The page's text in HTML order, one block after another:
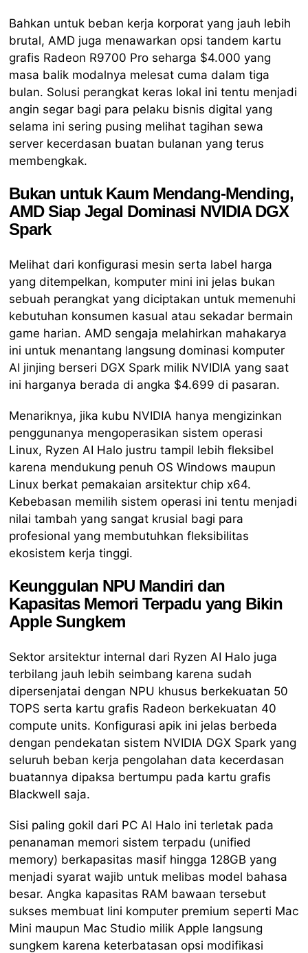
Bahkan untuk beban kerja korporat yang jauh lebih
brutal, AMD juga menawarkan opsi tandem kartu
grafis Radeon R9700 Pro seharga $4.000 yang
masa balik modalnya melesat cuma dalam tiga
bulan. Solusi perangkat keras lokal ini tentu menjadi
angin segar bagi para pelaku bisnis digital yang
selama ini sering pusing melihat tagihan sewa
server kecerdasan buatan bulanan yang terus
membengkak.
Bukan untuk Kaum Mendang-Mending,
AMD Siap Jegal Dominasi NVIDIA DGX
Spark
Melihat dari konfigurasi mesin serta label harga
yang ditempelkan, komputer mini ini jelas bukan
sebuah perangkat yang diciptakan untuk memenuhi
kebutuhan konsumen kasual atau sekadar bermain
game harian. AMD sengaja melahirkan mahakarya
ini untuk menantang langsung dominasi komputer
AI jinjing berseri DGX Spark milik NVIDIA yang saat
ini harganya berada di angka $4.699 di pasaran.
Menariknya, jika kubu NVIDIA hanya mengizinkan
penggunanya mengoperasikan sistem operasi
Linux, Ryzen AI Halo justru tampil lebih fleksibel
karena mendukung penuh OS Windows maupun
Linux berkat pemakaian arsitektur chip x64.
Kebebasan memilih sistem operasi ini tentu menjadi
nilai tambah yang sangat krusial bagi para
profesional yang membutuhkan fleksibilitas
ekosistem kerja tinggi.
Keunggulan NPU Mandiri dan
Kapasitas Memori Terpadu yang Bikin
Apple Sungkem
Sektor arsitektur internal dari Ryzen AI Halo juga
terbilang jauh lebih seimbang karena sudah
dipersenjatai dengan NPU khusus berkekuatan 50
TOPS serta kartu grafis Radeon berkekuatan 40
compute units. Konfigurasi apik ini jelas berbeda
dengan pendekatan sistem NVIDIA DGX Spark yang
seluruh beban kerja pengolahan data kecerdasan
buatannya dipaksa bertumpu pada kartu grafis
Blackwell saja.
Sisi paling gokil dari PC AI Halo ini terletak pada
penanaman memori sistem terpadu (unified
memory) berkapasitas masif hingga 128GB yang
menjadi syarat wajib untuk melibas model bahasa
besar. Angka kapasitas RAM bawaan tersebut
sukses membuat lini komputer premium seperti Mac
Mini maupun Mac Studio milik Apple langsung
sungkem karena keterbatasan opsi modifikasi